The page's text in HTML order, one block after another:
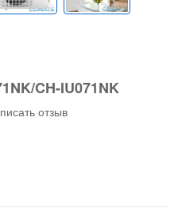
CH-IU071NK
отзыв